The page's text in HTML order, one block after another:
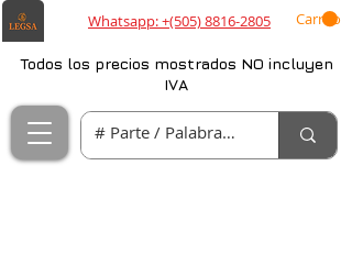
Whatsapp: +(505) 8816-2805 Carrito
Todos los precios mostrados NO incluyen
IVA